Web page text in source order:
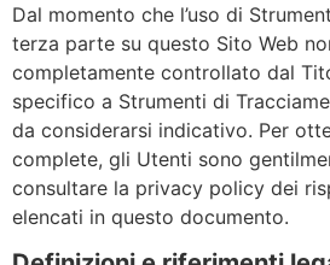
Dal momento che l’uso di
terza parte su questo Sito Web
completamente controllato dal
specifico a Strumenti di
da considerarsi indicativo. Per
complete, gli Utenti sono
consultare la privacy policy dei
elencati in questo documento.